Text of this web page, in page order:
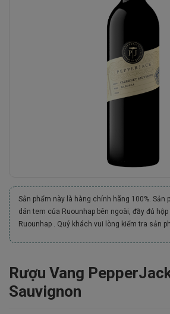
Sản phẩm này là hàng chính hãng 100%. Sản
dán tem của Ruounhap bên ngoài, đầy đủ
Ruounhap . Quý khách vui lòng kiểm tra sản
Rượu Vang
Sauvignon